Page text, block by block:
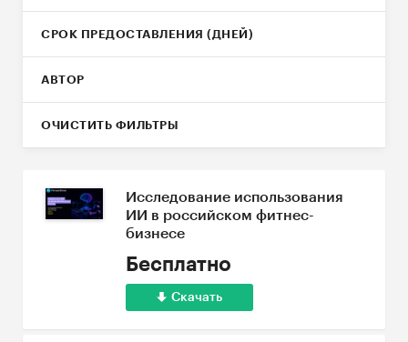
СРОК ПРЕДОСТАВЛЕНИЯ (ДНЕЙ)
АВТОР
ОЧИСТИТЬ ФИЛЬТРЫ
Исследование использования
ИИ в российском фитнес-
бизнесе
Бесплатно
Скачать